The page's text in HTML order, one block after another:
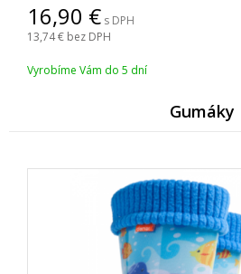
16,90
s DPH
13,74 bez DPH
Vyrobíme Vám do 5 dní
Gumáky